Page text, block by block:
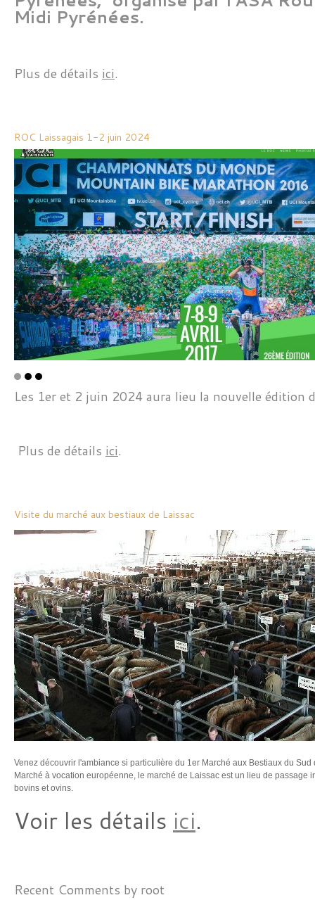
Midi Pyrénées.
Plus de détails ici.
ROC Laissagais 1-2 juin 2024
Les 1er et 2 juin 2024 aura lieu la nouvelle édition
Plus de détails ici.
Visite du marché aux bestiaux de Laissac
Venez découvrir l'ambiance si particulière du 1er Marché aux Bestiaux du
Marché à vocation européenne, le marché de Laissac est un lieu de passage
bovins et ovins.
Voir les détails ici.
Recent Comments by root